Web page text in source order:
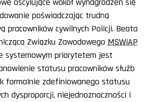
oscylujące wokół wynagrodzeń się
poświadczając trudną
pracowników cywilnych Policji. Beata
Związku Zawodowego MSWiAP
systemowym priorytetem jest
statusu pracowników służb
formalnie zdefiniowanego statusu
dysproporcji, niejednoznaczności i